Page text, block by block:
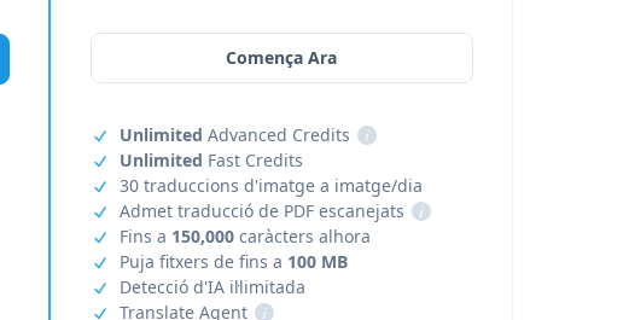
Comença Ara
Unlimited Advanced Credits
i
Unlimited Fast Credits
30 traduccions d'imatge a imatge/dia
Admet traducció de PDF escanejats
i
Fins a 150,000caràcters alhora
Puja fitxers de fins a 100 MB
Detecció d'IA il·limitada
Translate Agent
i